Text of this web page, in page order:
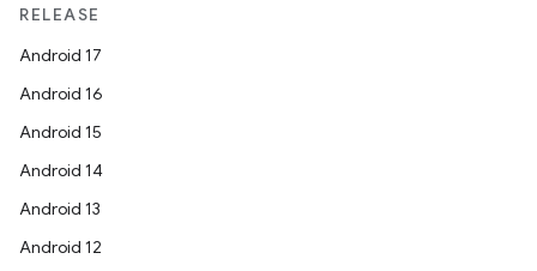
RELEASE
Android 17
Android 16
Android 15
Android 14
Android 13
Android 12